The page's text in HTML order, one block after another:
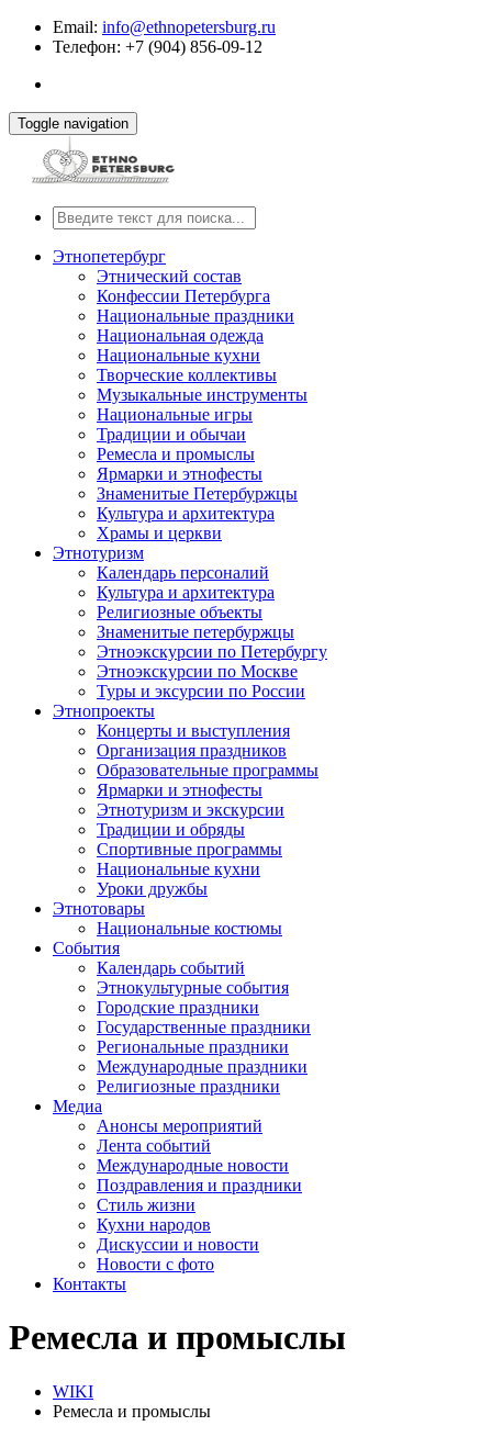
Email: info@ethnopetersburg.ru
Телефон: +7 (904) 856-09-12
Toggle navigation
Этнопетербург
Этнический состав
Конфессии Петербурга
Национальные праздники
Национальная одежда
Национальные кухни
Творческие коллективы
Музыкальные инструменты
Национальные игры
Традиции и обычаи
Ремесла и промыслы
Ярмарки и этнофесты
Знаменитые Петербуржцы
Культура и архитектура
Храмы и церкви
Этнотуризм
Календарь персоналий
Культура и архитектура
Религиозные объекты
Знаменитые петербуржцы
Этноэкскурсии по Петербургу
Этноэкскурсии по Москве
Туры и эксурсии по России
Этнопроекты
Концерты и выступления
Организация праздников
Образовательные программы
Ярмарки и этнофесты
Этнотуризм и экскурсии
Традиции и обряды
Спортивные программы
Национальные кухни
Уроки дружбы
Этнотовары
Национальные костюмы
События
Календарь событий
Этнокультурные события
Городские праздники
Государственные праздники
Региональные праздники
Международные праздники
Религиозные праздники
Медиа
Анонсы мероприятий
Лента событий
Международные новости
Поздравления и праздники
Cтиль жизни
Кухни народов
Дискуссии и новости
Новости с фото
Контакты
Ремесла и промыслы
WIKI
Ремесла и промыслы